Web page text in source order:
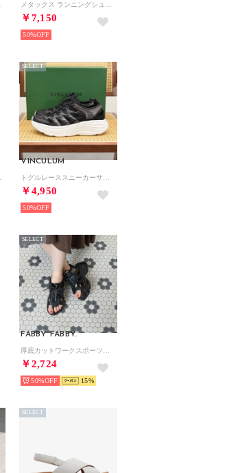
￥7,150
50%
VINCULUM
￥4,950
SELECT
50%
FABBY FABBY.
￥2,724
SELECT
50% 15
SELECT